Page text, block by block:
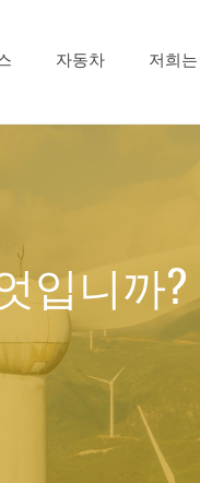
자동차 저희
입니까?